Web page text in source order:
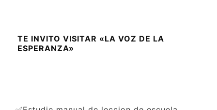
TE INVITO VISITAR «LA VOZ DE LA
ESPERANZA»